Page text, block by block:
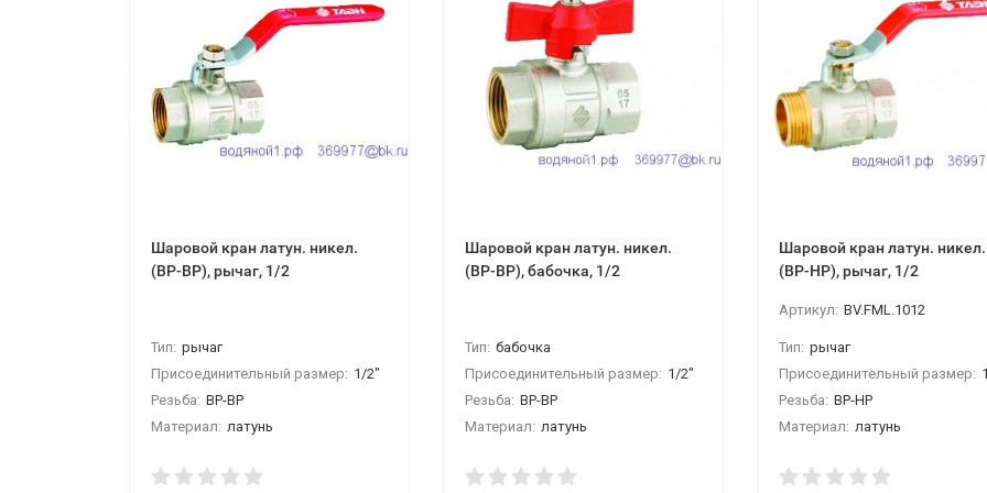
Шаровой кран латун. никел.
(ВР-ВР), рычаг, 1/2
Тип: рычаг
Присоединительный размер: 1/2"
Резьба: ВР-ВР
Материал: латунь
Шаровой кран латун. никел.
(ВР-ВР), бабочка, 1/2
Тип: бабочка
Присоединительный размер: 1/2"
Резьба: ВР-ВР
Материал: латунь
Шаровой кран латун. никел.
(ВР-НР), рычаг, 1/2
Артикул: BV.FML.1012
Тип: рычаг
Присоединительный размер:
Резьба: ВР-НР
Материал: латунь